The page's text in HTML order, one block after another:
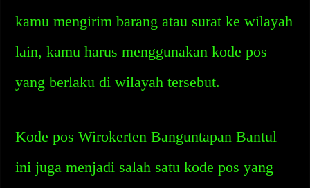
kamu mengirim barang atau surat ke wilayah
lain, kamu harus menggunakan kode pos
yang berlaku di wilayah tersebut.
Kode pos Wirokerten Banguntapan Bantul
ini juga menjadi salah satu kode pos yang